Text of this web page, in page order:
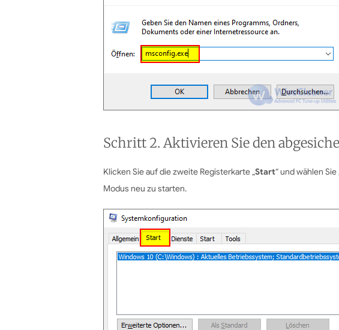
Schritt 2. Aktivieren Sie den
Klicken Sie auf die zweite Registerkarte „Start“ und wählen Sie
Modus neu zu starten.